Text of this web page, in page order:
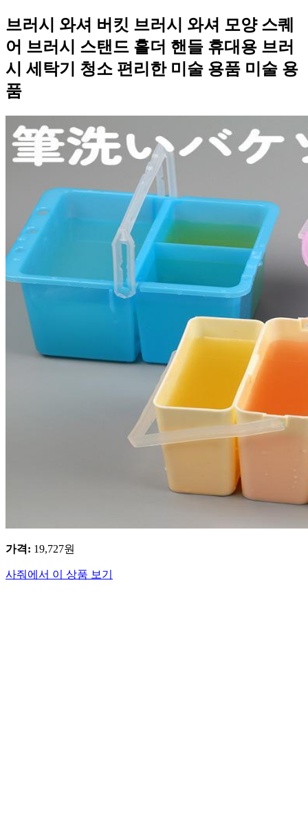
브러시 와셔 버킷 브러시 와셔 모양 스퀘
어 브러시 스탠드 홀더 핸들 휴대용 브러
시 세탁기 청소 편리한 미술 용품 미술 용
품
가격: 19,727원
사줘에서 이 상품 보기